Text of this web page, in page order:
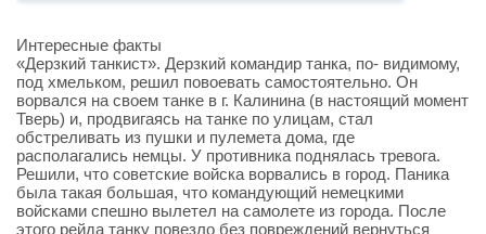
Интересные факты
«Дерзкий танкист». Дерзкий командир танка, по- видимому,
под хмельком, решил повоевать самостоятельно. Он
ворвался на своем танке в г. Калинина (в настоящий момент
Тверь) и, продвигаясь на танке по улицам, стал
обстреливать из пушки и пулемета дома, где
располагались немцы. У противника поднялась тревога.
Решили, что советские войска ворвались в город. Паника
была такая большая, что командующий немецкими
войсками спешно вылетел на самолете из города. После
этого рейда танку повезло без повреждений вернуться